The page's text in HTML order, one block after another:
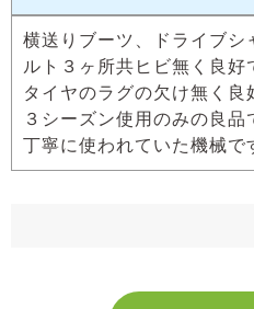
横送りブーツ、ドライブシ
ルト３ヶ所共ヒビ無く良好
タイヤのラグの欠け無く良
３シーズン使用のみの良品
丁寧に使われていた機械で